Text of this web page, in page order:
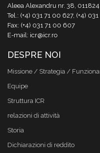
Aleea Alexandru nr. 38,
Tel.: (+4) 031 71 00 627, (+4)
Fax: (+4) 031 71 00 607
E-mail: icr@icr.ro
DESPRE NOI
Missione / Strategia /
Equipe
Struttura ICR
relazioni di attività
Storia
Dichiarazioni di reddito